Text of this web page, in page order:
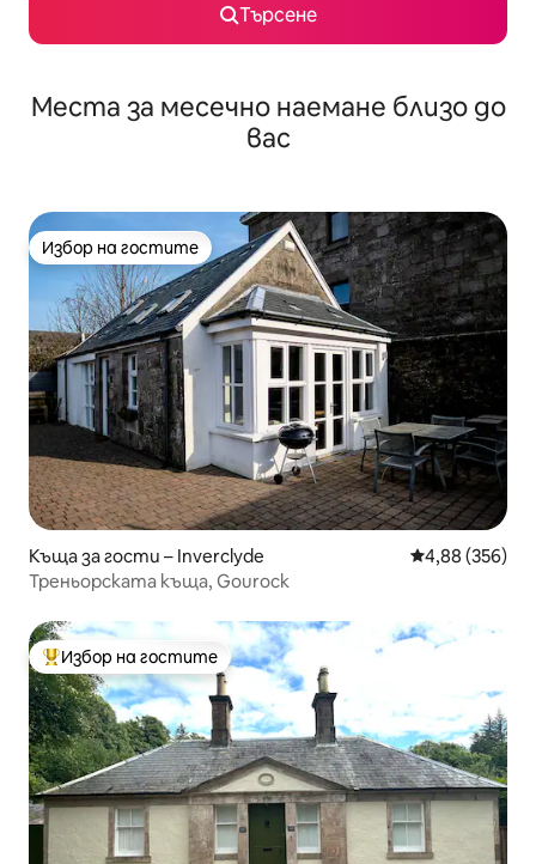
Търсене
Места за месечно наемане близо до
вас
Избор на гостите
Избор на гостите
Къща за гости – Inverclyde Средна
4,88 (356)
Треньорската къща, Gourock
Най-популярен избор на гостите
Избор на гостите